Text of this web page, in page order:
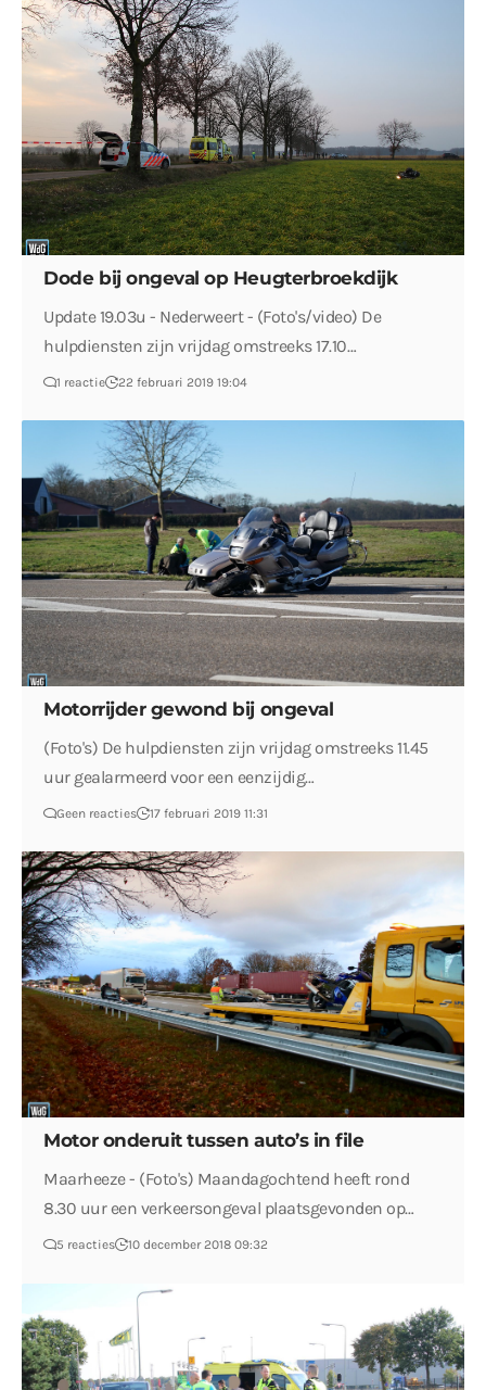
Dode bij ongeval op Heugterbroekdijk
Update 19.03u - Nederweert - (Foto's/video) De
hulpdiensten zijn vrijdag omstreeks 17.10…
1 reactie 22 februari 2019 19:04
Motorrijder gewond bij ongeval
(Foto's) De hulpdiensten zijn vrijdag omstreeks 11.45
uur gealarmeerd voor een eenzijdig…
Geen reacties 17 februari 2019 11:31
Motor onderuit tussen auto’s in file
Maarheeze - (Foto's) Maandagochtend heeft rond
8.30 uur een verkeersongeval plaatsgevonden op…
5 reacties 10 december 2018 09:32